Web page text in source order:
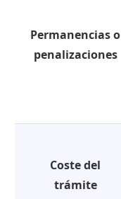
Permanencias o
penalizaciones
Coste del
trámite